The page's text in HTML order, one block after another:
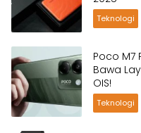
Teknologi
Poco M7
Bawa
OIS!
Teknologi